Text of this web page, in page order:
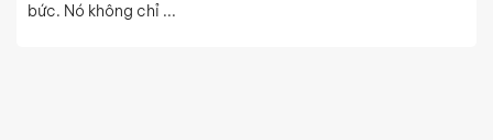
bức. Nó không chỉ ...